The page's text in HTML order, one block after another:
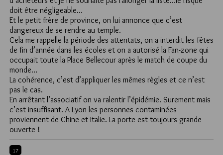
doit être négligeable…
Et le petit frère de province, on lui annonce que c’est
dangereux de se rendre au temple.
Cela me rappelle la période des attentats, on a interdit les fêtes
de fin d’année dans les écoles et on a autorisé la Fan-zone qui
occupait toute la Place Bellecour après le match de coupe du
monde…
La cohérence, c’est d’appliquer les mêmes règles et ce n’est
pas le cas.
En arrêtant l’associatif on va ralentir l’épidémie. Surement mais
c’est insuffisant. A Lyon les personnes contaminées
proviennent de Chine et Italie. La porte est toujours grande
ouverte !
17